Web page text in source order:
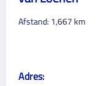
Afstand: 1,667 km
Adres: